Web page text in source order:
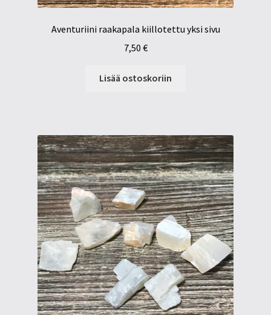
Aventuriini raakapala kiillotettu yksi sivu
7,50 €
Lisää ostoskoriin